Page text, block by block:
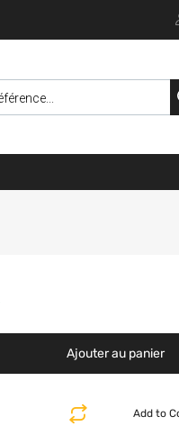
Ajouter au panier
Add to